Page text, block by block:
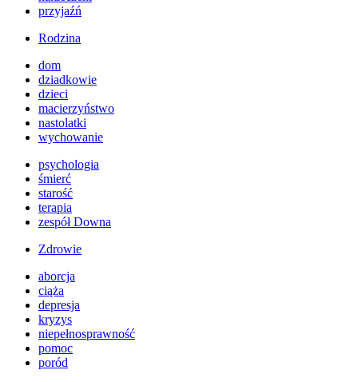
przyjaźń
Rodzina
dom
dziadkowie
dzieci
macierzyństwo
nastolatki
wychowanie
psychologia
śmierć
starość
terapia
zespół Downa
Zdrowie
aborcja
ciąża
depresja
kryzys
niepełnosprawność
pomoc
poród